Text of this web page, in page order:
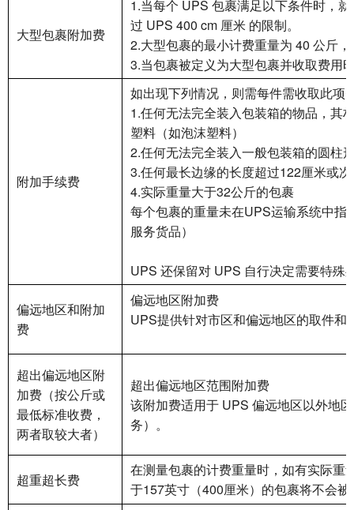
大型包裹附加费
1.当每个 UPS 包裹满足以下条件时，
过 UPS 400 cm 厘米 的限制。
2.大型包裹的最小计费重量为 40 公斤
3.当包裹被定义为大型包裹并收取费用
附加手续费
如出现下列情况，则需每件需收取此项
1.任何无法完全装入包装箱的物品，其
塑料（如泡沫塑料）
2.任何无法完全装入一般包装箱的圆柱
3.任何最长边缘的长度超过122厘米或
4.实际重量大于32公斤的包裹
每个包裹的重量未在UPS运输系统中
服务货品）
UPS 还保留对 UPS 自行决定需要特殊
偏远地区和附加
费
偏远地区附加费
UPS提供针对市区和偏远地区的取件
超出偏远地区附
加费（按公斤或
最低标准收费，
两者取较大者）
超出偏远地区范围附加费
该附加费适用于 UPS 偏远地区以外地
务）。
超重超长费
在测量包裹的计费重量时，如有实际重
于157英寸（400厘米）的包裹将不会